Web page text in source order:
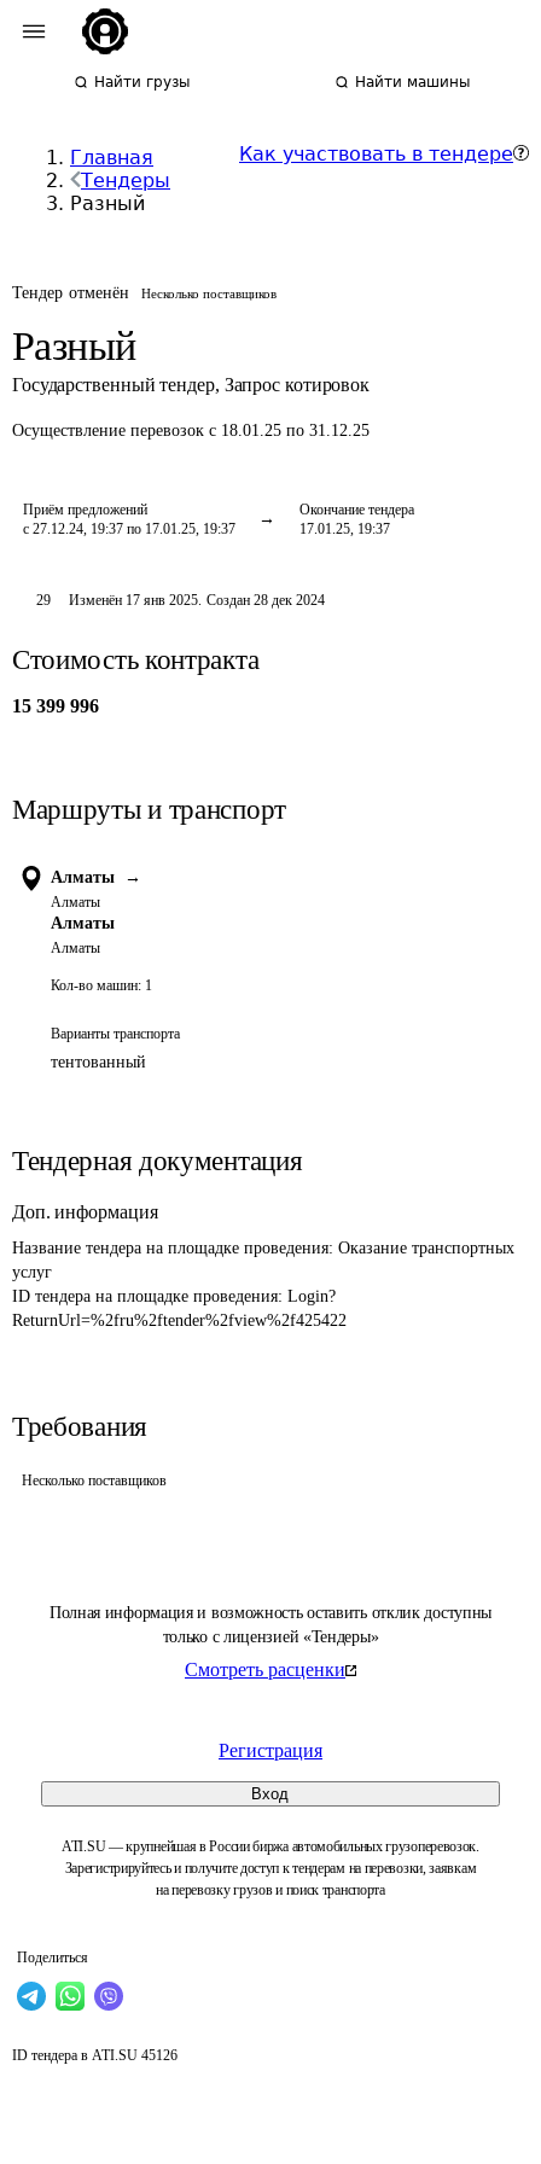
Найти грузы Найти машины
Главная
Тендеры
Разный
Как участвовать в тендере
Тендер отменён Несколько поставщиков
Разный
Государственный тендер, Запрос котировок
Осуществление перевозок с 18.01.25 по 31.12.25
Приём предложений
с 27.12.24, 19:37 по 17.01.25, 19:37
Окончание тендера
17.01.25, 19:37
Полная информация и возможность оставить отклик доступны
только с лицензией «Тендеры»
Смотреть расценки
Регистрация
Вход
ATI.SU — крупнейшая в России биржа автомобильных грузоперевозок.
Зарегистрируйтесь и получите доступ к тендерам на перевозки, заявкам
на перевозку грузов и поиск транспорта
Поделиться
29 Изменён 17 янв 2025. Создан 28 дек 2024
Стоимость контракта
15 399 996
Маршруты и транспорт
Алматы →
Алматы
Алматы
Алматы
Кол-во машин: 1
Варианты транспорта
тентованный
Тендерная документация
Доп. информация
Название тендера на площадке проведения: Оказание транспортных
услуг
ID тендера на площадке проведения: Login?
ReturnUrl=%2fru%2ftender%2fview%2f425422
Требования
Несколько поставщиков
ID тендера в ATI.SU 45126